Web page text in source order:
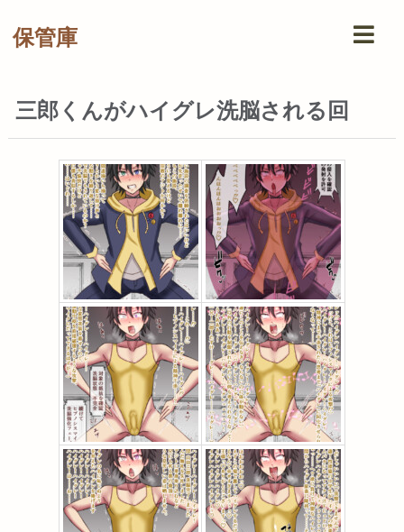
保管庫
三郎くんがハイグレ洗脳される回